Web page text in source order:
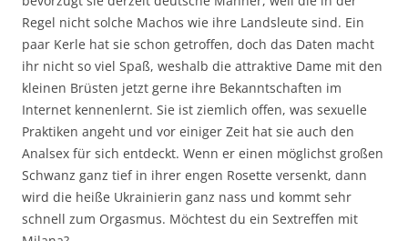
Regel nicht solche Machos wie ihre Landsleute sind. Ein
paar Kerle hat sie schon getroffen, doch das Daten macht
ihr nicht so viel Spaß, weshalb die attraktive Dame mit den
kleinen Brüsten jetzt gerne ihre Bekanntschaften im
Internet kennenlernt. Sie ist ziemlich offen, was sexuelle
Praktiken angeht und vor einiger Zeit hat sie auch den
Analsex für sich entdeckt. Wenn er einen möglichst großen
Schwanz ganz tief in ihrer engen Rosette versenkt, dann
wird die heiße Ukrainierin ganz nass und kommt sehr
schnell zum Orgasmus. Möchtest du ein Sextreffen mit